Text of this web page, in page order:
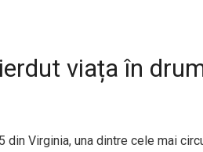
viața în
Virginia, una dintre cele mai